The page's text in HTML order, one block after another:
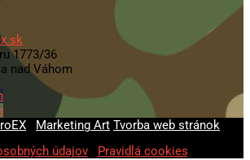
1773/36
nad Váhom
Marketing Art Tvorba web stránok
údajov| Pravidlá cookies